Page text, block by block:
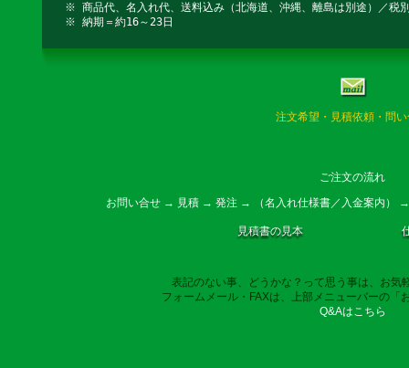
※ 商品代、名入れ代、送料込み（北海道、沖縄、離島は別途）／税
※ 納期＝約16～23日
注文希望・見積依頼・問
ご注文の流れ
お問い合せ → 見積 → 発注 → （名入れ仕様書／入金案内）
見積書の見本
表記のない事、どうかな？って思う事は、お気
フォームメール・FAXは、上部メニューバーの「
Q&Aはこちら